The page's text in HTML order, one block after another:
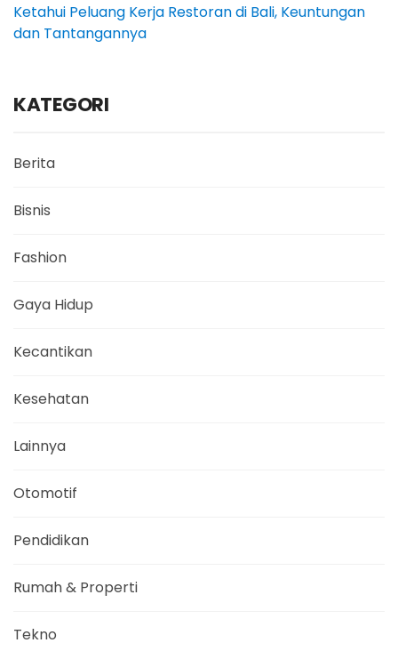
Ketahui Peluang Kerja Restoran di Bali, Keuntungan
dan Tantangannya
KATEGORI
Berita
Bisnis
Fashion
Gaya Hidup
Kecantikan
Kesehatan
Lainnya
Otomotif
Pendidikan
Rumah & Properti
Tekno